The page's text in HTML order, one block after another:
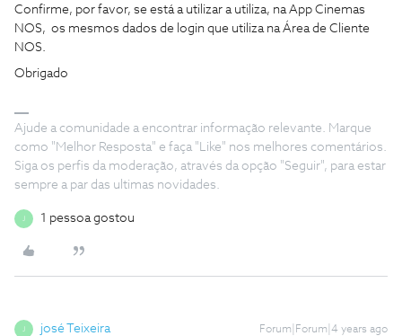
Confirme, por favor, se está a utilizar a utiliza, na App Cinemas
NOS, os mesmos dados de login que utiliza na Área de Cliente
NOS.
Obrigado
Ajude a comunidade a encontrar informação relevante. Marque
como "Melhor Resposta" e faça "Like" nos melhores comentários.
Siga os perfis da moderação, através da opção "Seguir", para estar
sempre a par das ultimas novidades.
1 pessoa gostou
josé Teixeira Forum|Forum|4 years ago